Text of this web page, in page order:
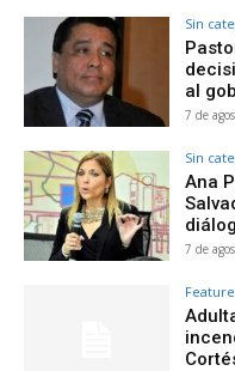
Sin
al
7 de
Sin
Ana
7 de